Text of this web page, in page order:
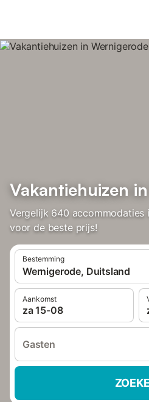
Vakantiehuizen
Vergelijk 640 accommodaties
voor de beste prijs!
Bestemming
Wernigerode, Duitsland
Aankomst
za 15-08
Gasten